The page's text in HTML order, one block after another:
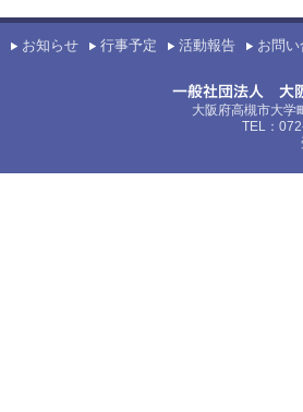
お知らせ 行事予定 活動報告 お問
大阪府高槻市大学
TEL：